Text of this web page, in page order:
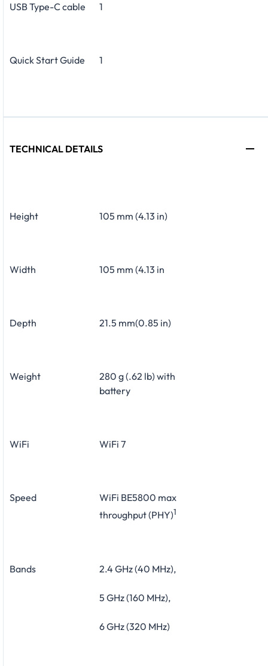
USB Type-C cable 1
Quick Start Guide 1
TECHNICAL DETAILS
Height 105 mm (4.13 in)
Width 105 mm (4.13 in
Depth 21.5 mm(0.85 in)
Weight
280 g (.62 lb) with
battery
WiFi WiFi 7
Speed
WiFi BE5800 max
throughput (PHY)1
Bands 2.4 GHz (40 MHz),
5 GHz (160 MHz),
6 GHz (320 MHz)